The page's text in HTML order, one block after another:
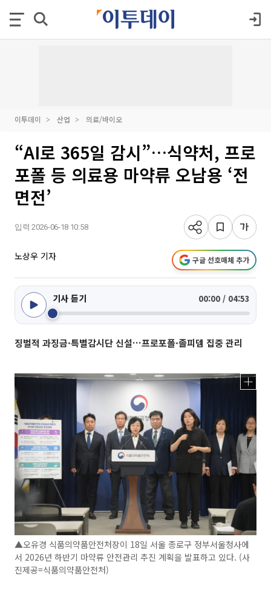
이투데이 산업 의료/바이오
“AI로 365일 감시”…식약처, 프로
포폴 등 의료용 마약류 오남용 ‘전
면전’
입력 2026-06-18 10:58
노상우 기자 구글 선호매체 추가
기사 듣기 00:00 / 04:53
징벌적 과징금·특별감시단 신설…프로포폴·졸피뎀 집중 관리
▲오유경 식품의약품안전처장이 18일 서울 종로구 정부서울청사에
서 2026년 하반기 마약류 안전관리 추진 계획을 발표하고 있다. (사
진제공=식품의약품안전처)